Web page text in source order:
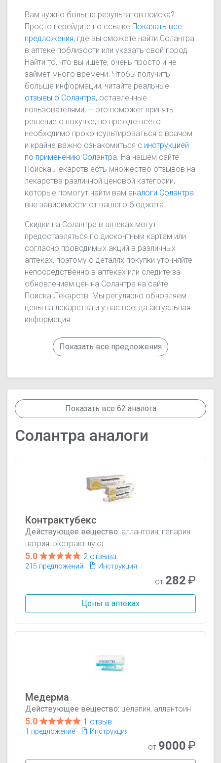
Вам нужно больше результатов поиска?
Просто перейдите по ссылке Показать все
предложения, где вы сможете найти Солантра
в аптеке поблизости или указать свой город.
Найти то, что вы ищете, очень просто и не
займёт много времени. Чтобы получить
больше информации, читайте реальные
отзывы о Солантра, оставленные
пользователями, — это поможет принять
решение о покупке, но прежде всего
необходимо проконсультироваться с врачом
и крайне важно ознакомиться с инструкцией
по применению Солантра . На нашем сайте
Поиска Лекарств есть множество отзывов на
лекарства различной ценовой категории,
которые помогут найти вам аналоги Солантра
вне зависимости от вашего бюджета.
Скидки на Солантра в аптеках могут
предоставляться по дисконтным картам или
согласно проводимых акций в различных
аптеках, поэтому о деталях покупки уточняйте
непосредственно в аптеках или следите за
обновлением цен на Солантра на сайте
Поиска Лекарств. Мы регулярно обновляем
цены на лекарства и у нас всегда актуальная
информация.
Показать все предложения
Показать все 62 аналога
Солантра аналоги
Контрактубекс
Действующее вещество: аллантоин, гепарин
натрия, экстракт лука
5.0 2 отзыва
215 предложений Инструкция
от 282₽
Цены в аптеках
Медерма
Действующее вещество: целапин, аллантоин
5.0 1 отзыв
1 предложение Инструкция
от 9000₽